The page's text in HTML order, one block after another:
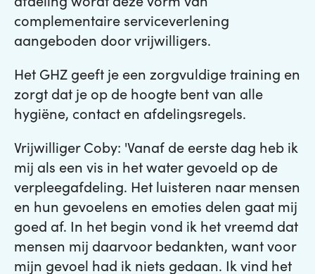
complementaire serviceverlening
aangeboden door vrijwilligers.
Het GHZ geeft je een zorgvuldige training en
zorgt dat je op de hoogte bent van alle
hygiëne, contact en afdelingsregels.
Vrijwilliger Coby: 'Vanaf de eerste dag heb ik
mij als een vis in het water gevoeld op de
verpleegafdeling. Het luisteren naar mensen
en hun gevoelens en emoties delen gaat mij
goed af. In het begin vond ik het vreemd dat
mensen mij daarvoor bedankten, want voor
mijn gevoel had ik niets gedaan. Ik vind het